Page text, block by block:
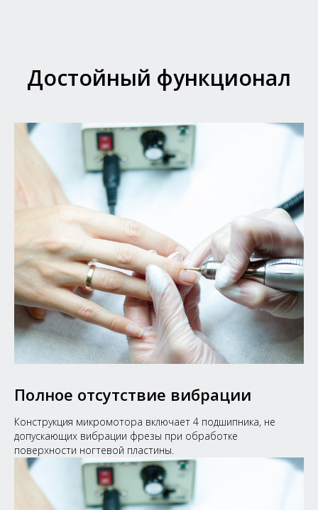
Достойный функционал
Полное отсутствие вибрации
Конструкция микромотора включает 4 подшипника, не
допускающих вибрации фрезы при обработке
поверхности ногтевой пластины.